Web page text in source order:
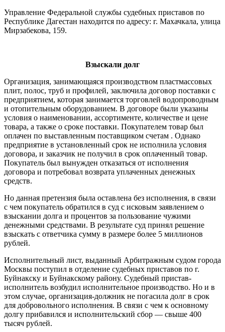
Управление Федеральной службы судебных приставов по
Республике Дагестан находится по адресу: г. Махачкала, улица
Мирзабекова, 159.
Взыскали долг
Организация, занимающаяся производством пластмассовых
плит, полос, труб и профилей, заключила договор поставки с
предприятием, которая занимается торговлей водопроводным
и отопительным оборудованием. В договоре были указаны
условия о наименовании, ассортименте, количестве и цене
товара, а также о сроке поставки. Покупателем товар был
оплачен по выставленным поставщиком счетам . Однако
предприятие в установленный срок не исполнила условия
договора, и заказчик не получил в срок оплаченный товар.
Покупатель был вынужден отказаться от исполнения
договора и потребовал возврата уплаченных денежных
средств.
Но данная претензия была оставлена без исполнения, в связи
с чем покупатель обратился в суд с исковым заявлением о
взыскании долга и процентов за пользование чужими
денежными средствами. В результате суд принял решение
взыскать с ответчика сумму в размере более 5 миллионов
рублей.
Исполнительный лист, выданный Арбитражным судом города
Москвы поступил в отделение судебных приставов по г.
Буйнакску и Буйнакскому району. Судебный пристав-
исполнитель возбудил исполнительное производство. Но и в
этом случае, организация-должник не погасила долг в срок
для добровольного исполнения. В связи с чем к основному
долгу прибавился и исполнительский сбор — свыше 400
тысяч рублей.